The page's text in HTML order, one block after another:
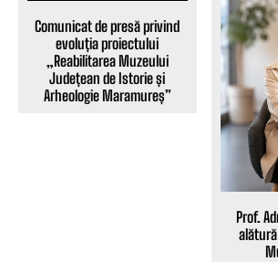
Comunicat de presă privind
evoluția proiectului
„Reabilitarea Muzeului
Județean de Istorie și
Arheologie Maramureș”
Prof.